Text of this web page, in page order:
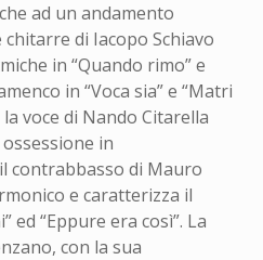
ad un andamento
di Iacopo Schiavo
in “Quando rimo” e
in “Voca sia” e “Matri
voce di Nando Citarella
in
contrabbasso di Mauro
e caratterizza il
ed “Eppure era così”. La
con la sua